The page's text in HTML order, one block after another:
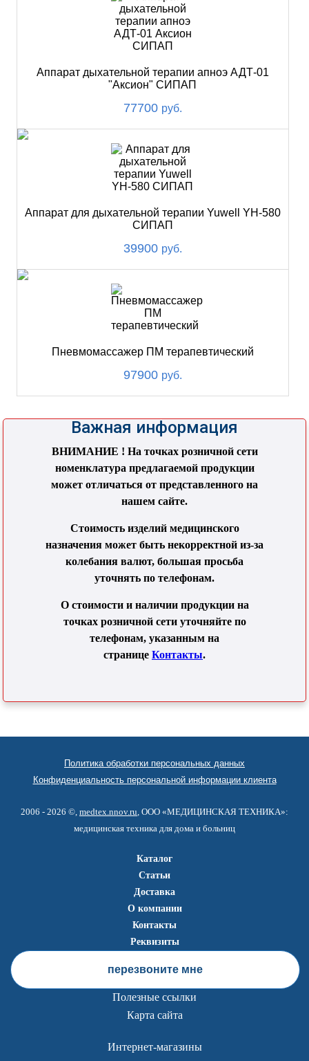
Аппарат дыхательной терапии апноэ АДТ-01
"Аксион" СИПАП
77700 руб.
Аппарат для дыхательной терапии Yuwell YH-580
СИПАП
39900 руб.
Пневмомассажер ПМ терапевтический
97900 руб.
Важная информация
ВНИМАНИЕ ! На точках розничной сети
номенклатура предлагаемой продукции
может отличаться от представленного на
нашем сайте.
Стоимость изделий медицинского
назначения может быть некорректной из-за
колебания валют, большая просьба
уточнять по телефонам.
О стоимости и наличии продукции на
точках розничной сети уточняйте по
телефонам, указанным на
странице Контакты.
Политика обработки персональных данных
Конфиденциальность персональной информации клиента
2006 - 2026 ©, medtex.nnov.ru , ООО «МЕДИЦИНСКАЯ ТЕХНИКА»:
медицинская техника для дома и больниц
Каталог
Статьи
Доставка
О компании
Контакты
Реквизиты
перезвоните мне
Полезные ссылки
Карта сайта
Интернет-магазины